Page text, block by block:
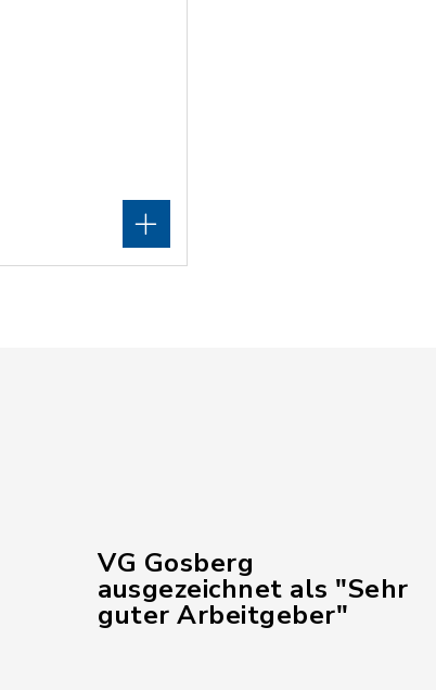
VG Gosberg
ausgezeichnet als "Sehr
guter Arbeitgeber"